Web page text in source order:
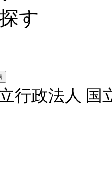
す
行政法人 国